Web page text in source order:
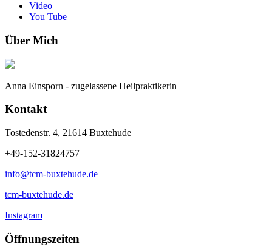
Video
You Tube
Über Mich
Anna Einsporn - zugelassene Heilpraktikerin
Kontakt
Tostedenstr. 4, 21614 Buxtehude
+49-152-31824757
info@tcm-buxtehude.de
tcm-buxtehude.de
Instagram
Öffnungszeiten